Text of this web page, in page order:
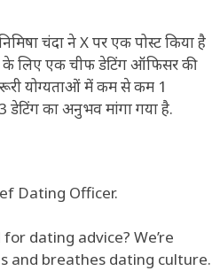
चंदा ने X पर एक पोस्ट किया है
लिए एक चीफ डेटिंग ऑफिसर की
योग्यताओं में कम से कम 1
का अनुभव मांगा गया है.
Dating Officer.
dating advice? We’re
and breathes dating culture.